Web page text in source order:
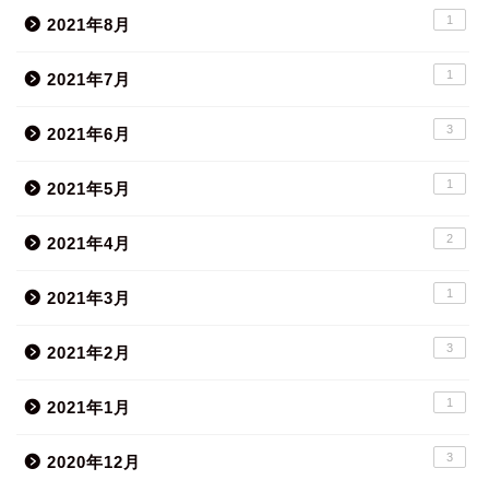
2021年8月 1
2021年7月 1
2021年6月 3
2021年5月 1
2021年4月 2
2021年3月 1
2021年2月 3
2021年1月 1
2020年12月 3